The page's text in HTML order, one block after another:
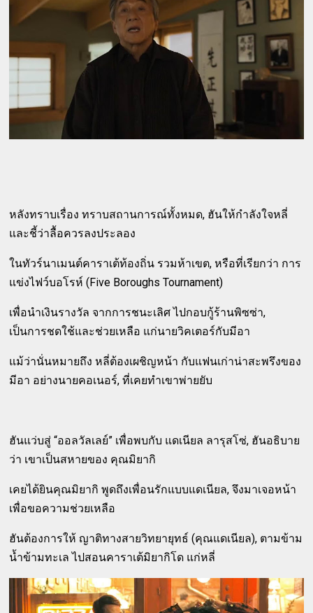
หลังทราบเรื่อง ทราบสถานการณ์ทั้งหมด, ฮันให้กำลังใจหลี่
และชี้ว่าลื้อควรลงประลอง
ในทัวร์นาเมนต์คาราเต้ท้องถิ่น รวมห้าเขต, หรือที่เรียกว่า การ
แข่งไฟว์บอโรห์ (Five Boroughs Tournament)
เพื่อนำเงินรางวัล จากการชนะเลิศ ไปกอบกู้ร้านพิซซ่า,
เป็นการชดใช้และช่วยเหลือ แก่นายวิคเตอร์กับมีอา
แม้ว่านั่นหมายถึง หลี่ต้องเผชิญหน้า กับแฟนเก่าน่าสะพรึงของ
มีอา อย่างนายคอเนอร์, ที่เคยทำเขาพ่ายยับ
ฮันแว่บสู่ “ออลวัลเลย์” เพื่อพบกับ แดเนียล ลารุสโซ่, ฮันอธิบาย
ว่า เขาเป็นสหายของ คุณมิยากิ
เคยได้ยินคุณมิยากิ พูดถึงเพื่อนรักแบบแดเนียล, จึงมาเจอหน้า
เพื่อขอความช่วยเหลือ
ฮันต้องการให้ ญาติทางสายวิทยายุทธ์ (คุณแดเนียล), ตามข้าม
น้ำข้ามทะเล ไปสอนคาราเต้มิยากิโด แก่หลี่